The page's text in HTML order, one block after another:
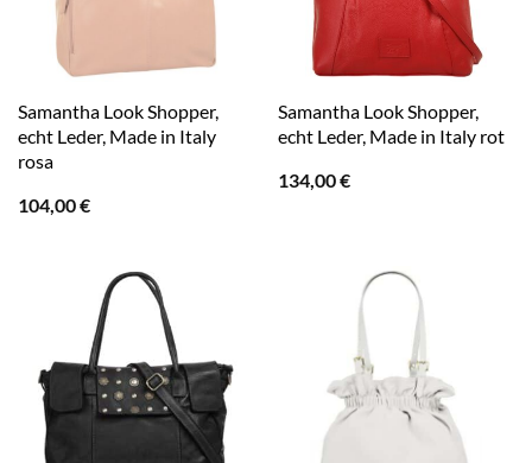
Samantha Look Shopper,
echt Leder, Made in Italy
rosa
104,00€
Samantha Look Shopper,
echt Leder, Made in Italy rot
134,00€